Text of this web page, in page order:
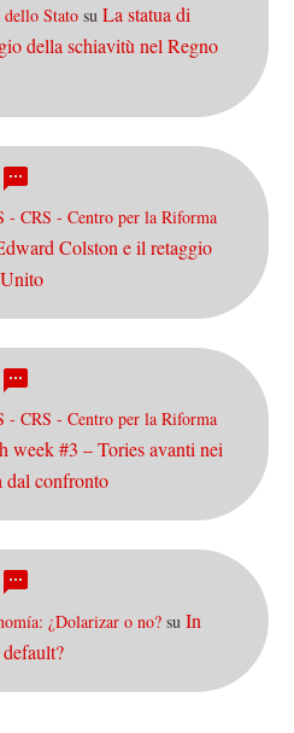
Stato su La statua di
della schiavitù nel Regno
- CRS - Centro per la Riforma
Colston e il retaggio
- CRS - Centro per la Riforma
week #3 – Tories avanti nei
dal confronto
¿Dolarizar o no? su In